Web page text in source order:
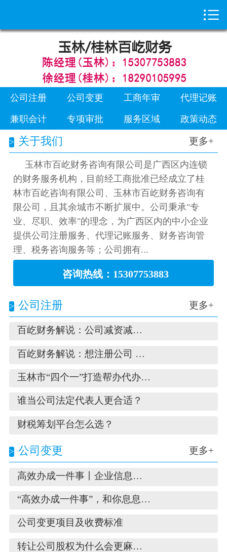
公司注册
公司变更
工商年审
代理记账
专项审批
服务区域
政策动态

公司注册 公司变更 工商年审 代理记账
兼职会计 专项审批 服务区域 政策动态
关于我们 更多+
玉林市百屹财务咨询有限公司是广西区内连锁
的财务服务机构，目前经工商批准已经成立了桂
林市百屹咨询有限公司、玉林市百屹财务咨询有
限公司，且其余城市不断扩展中。公司秉承"专
业、尽职、效率"的理念，为广西区内的中小企业
提供公司注册服务、代理记账服务、财务咨询管
理、税务咨询服务等；公司拥有...
咨询热线：15307753883
公司注册 更多+
百屹财务解说：公司减资减到多少钱合适呢？
百屹财务解说：想注册公司 不想聘请会计，
玉林市“四个一”打造帮办代办高效服务新模
谁当公司法定代表人更合适？
财税筹划平台怎么选？
公司变更 更多+
高效办成一件事丨企业信息变更“一件事”小
“高效办成一件事”，和你息息相关！
公司变更项目及收费标准
转让公司股权为什么会更麻烦呢？